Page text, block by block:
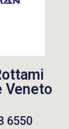
Veneto
6550